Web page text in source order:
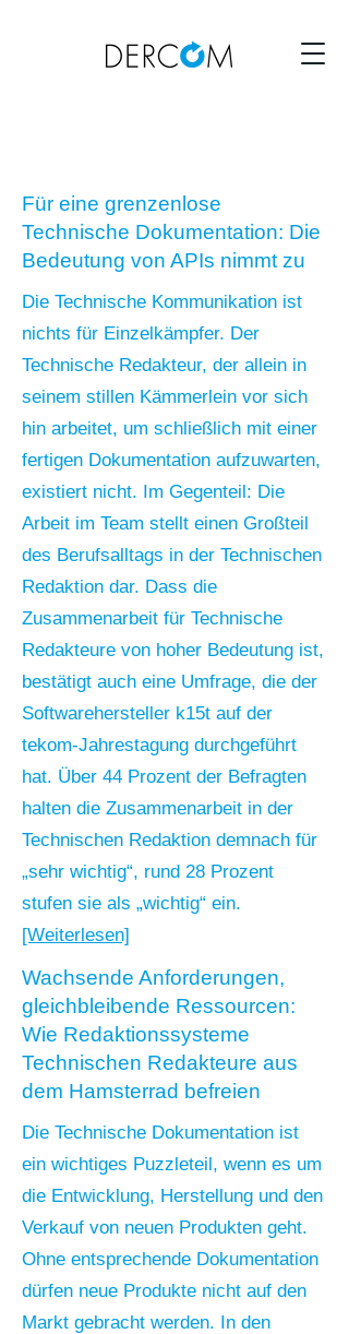
Für eine grenzenlose
Technische Dokumentation: Die
Bedeutung von APIs nimmt zu
Die Technische Kommunikation ist
nichts für Einzelkämpfer. Der
Technische Redakteur, der allein in
seinem stillen Kämmerlein vor sich
hin arbeitet, um schließlich mit einer
fertigen Dokumentation aufzuwarten,
existiert nicht. Im Gegenteil: Die
Arbeit im Team stellt einen Großteil
des Berufsalltags in der Technischen
Redaktion dar. Dass die
Zusammenarbeit für Technische
Redakteure von hoher Bedeutung ist,
bestätigt auch eine Umfrage, die der
Softwarehersteller k15t auf der
tekom-Jahrestagung durchgeführt
hat. Über 44 Prozent der Befragten
halten die Zusammenarbeit in der
Technischen Redaktion demnach für
„sehr wichtig“, rund 28 Prozent
stufen sie als „wichtig“ ein.
[Weiterlesen]
Wachsende Anforderungen,
gleichbleibende Ressourcen:
Wie Redaktionssysteme
Technischen Redakteure aus
dem Hamsterrad befreien
Die Technische Dokumentation ist
ein wichtiges Puzzleteil, wenn es um
die Entwicklung, Herstellung und den
Verkauf von neuen Produkten geht.
Ohne entsprechende Dokumentation
dürfen neue Produkte nicht auf den
Markt gebracht werden. In den